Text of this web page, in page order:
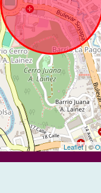
Leaflet| ©